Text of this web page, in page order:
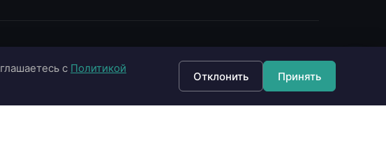
+7 (495) 790-87-43
+7 (903) 790-87-43
с Политикой
Отклонить Принять